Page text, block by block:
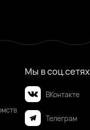
Мы в соц.сетях
ВКонтакте
Телеграм